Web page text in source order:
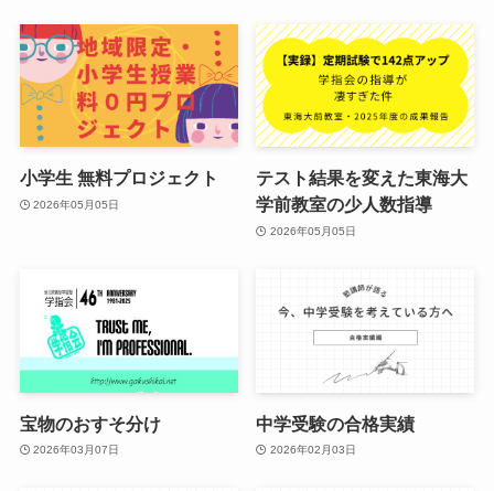
小学生 無料プロジェクト
2026年05月05日
テスト結果を変えた東海大
学前教室の少人数指導
2026年05月05日
宝物のおすそ分け
2026年03月07日
中学受験の合格実績
2026年02月03日